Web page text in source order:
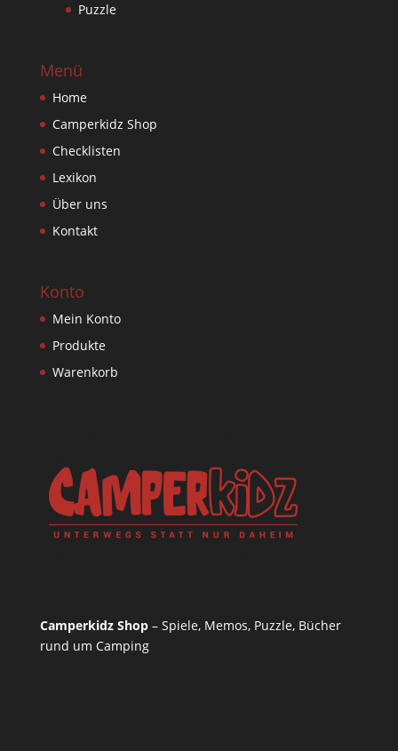
Puzzle
Menü
Home
Camperkidz Shop
Checklisten
Lexikon
Über uns
Kontakt
Konto
Mein Konto
Produkte
Warenkorb
Camperkidz Shop– Spiele, Memos, Puzzle, Bücher
rund um Camping